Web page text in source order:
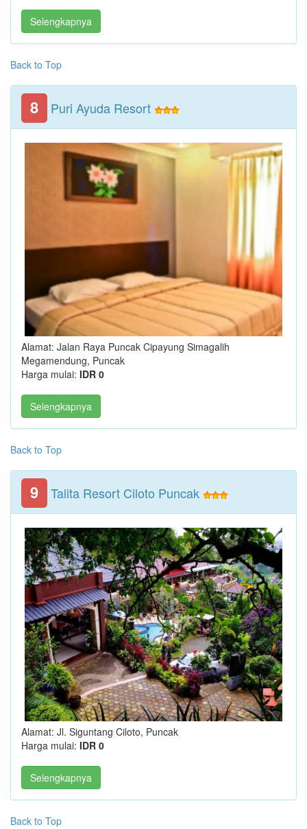
Selengkapnya
Back to Top
8 Puri Ayuda Resort
Alamat: Jalan Raya Puncak Cipayung Simagalih
Megamendung, Puncak
Harga mulai: IDR 0
Selengkapnya
Back to Top
9 Talita Resort Ciloto Puncak
Alamat: Jl. Siguntang Ciloto, Puncak
Harga mulai: IDR 0
Selengkapnya
Back to Top